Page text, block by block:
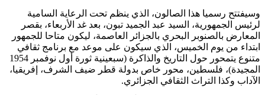
وسيفتتح رسميا هذا الصالون، الذي ينظم تحت الرعاية السامية
لرئيس الجمهورية، السيد عبد الجميد تبون، بعد غد الأربعاء، بقصر
المعارض بالصنوبر البحري بالجزائر العاصمة، ليكون متاحا للجمهور
ابتداء من يوم الخميس، الذي سيكون على موعد مع برنامج ثقافي
متنوع يتمحور حول التاريخ والذاكرة (سبعينية ثورة أول نوفمبر 1954
المجيدة)، فلسطين، محور خاص بدولة قطر ضيف الشرف، إفريقيا،
الآداب وكذا التراث الثقافي الجزائري.